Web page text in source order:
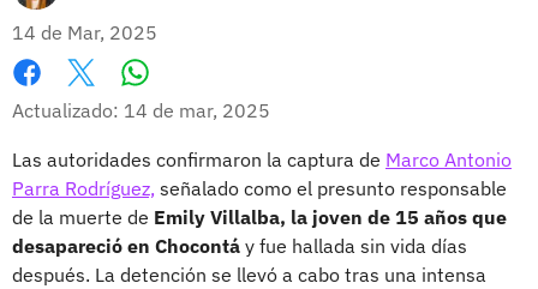
14 de Mar, 2025
Facebook
X
Actualizado: 14 de mar, 2025
Las autoridades confirmaron la captura de Marco Antonio
Parra Rodríguez, señalado como el presunto responsable
de la muerte de Emily Villalba, la joven de 15 años que
desapareció en Chocontá y fue hallada sin vida días
después. La detención se llevó a cabo tras una intensa